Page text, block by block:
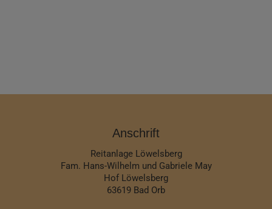
Anschrift
Reitanlage Löwelsberg
Fam. Hans-Wilhelm und Gabriele May
Hof Löwelsberg
63619 Bad Orb